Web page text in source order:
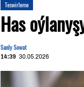
Teswirleme
Has
Sanly Sowat
14:39 30.05.2026